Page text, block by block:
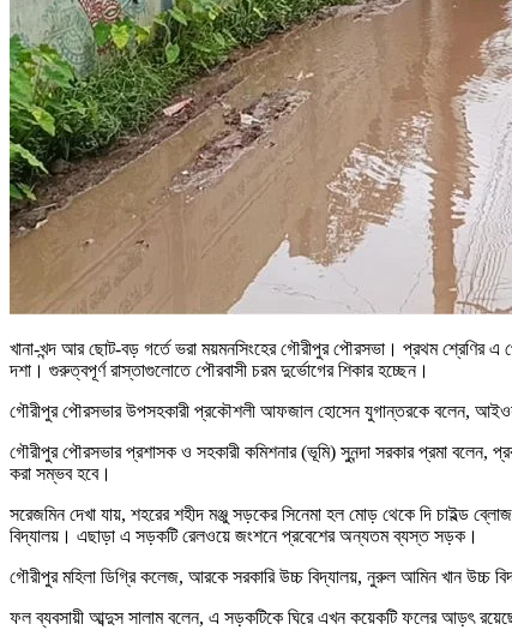
খানা-খন্দ আর ছোট-বড় গর্তে ভরা ময়মনসিংহের গৌরীপুর পৌরসভা। প্রথম শ্রেণির
দশা। গুরুত্বপূর্ণ রাস্তাগুলোতে পৌরবাসী চরম দুর্ভোগের শিকার হচ্ছেন।
গৌরীপুর পৌরসভার উপসহকারী প্রকৌশলী আফজাল হোসেন যুগান্তরকে বলেন,
গৌরীপুর পৌরসভার প্রশাসক ও সহকারী কমিশনার (ভূমি) সুনন্দা সরকার প্রমা বলেন,
করা সম্ভব হবে।
সরেজমিন দেখা যায়, শহরের শহীদ মঞ্জু সড়কের সিনেমা হল মোড় থেকে দি চাইল্ড
বিদ্যালয়। এছাড়া এ সড়কটি রেলওয়ে জংশনে প্রবেশের অন্যতম ব্যস্ত সড়ক।
গৌরীপুর মহিলা ডিগ্রি কলেজ, আরকে সরকারি উচ্চ বিদ্যালয়, নুরুল আমিন খান উচ্চ
ফল ব্যবসায়ী আব্দুস সালাম বলেন, এ সড়কটিকে ঘিরে এখন কয়েকটি ফলের আড়ৎ